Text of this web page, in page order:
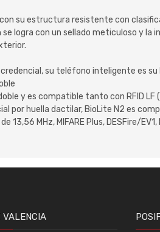
su estructura resistente con
logra con un sellado meticuloso y
su teléfono inteligente es su
y es compatible tanto con RFID
por huella dactilar, BioLite N2 es
13,56 MHz, MIFARE Plus, DESFire/
VALENCIA